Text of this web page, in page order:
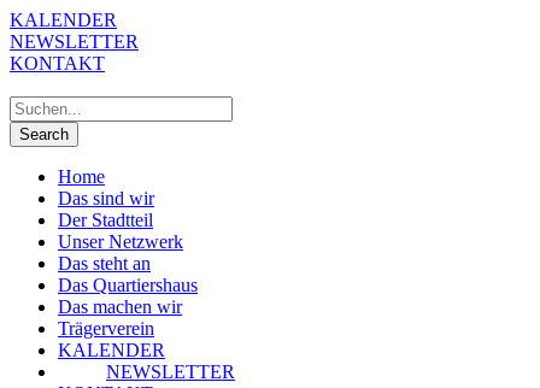
KALENDER
NEWSLETTER
KONTAKT
Home
Das sind wir
Der Stadtteil
Unser Netzwerk
Das steht an
Das Quartiershaus
Das machen wir
Trägerverein
KALENDER
NEWSLETTER